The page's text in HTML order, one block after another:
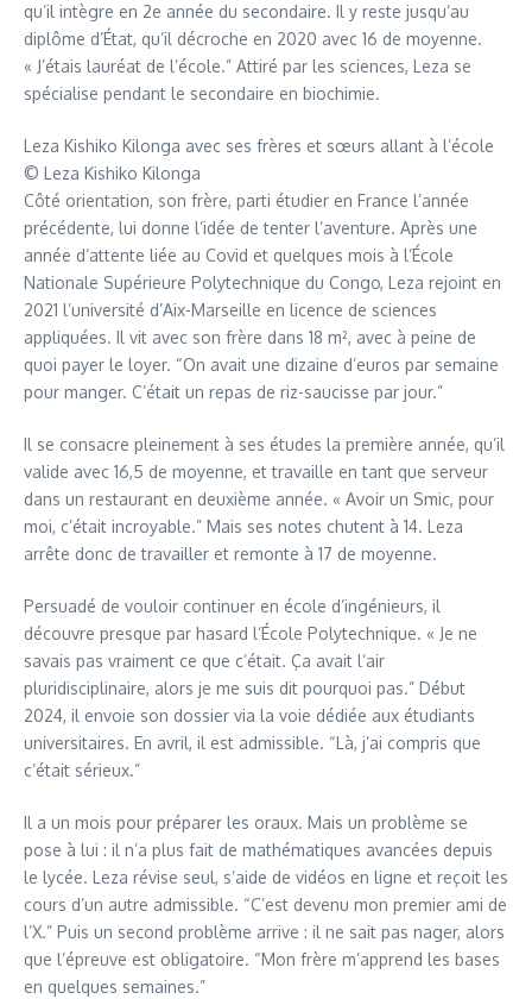
qu’il intègre en 2e année du secondaire. Il y reste jusqu’au
diplôme d’État, qu’il décroche en 2020 avec 16 de moyenne.
« J’étais lauréat de l’école.” Attiré par les sciences, Leza se
spécialise pendant le secondaire en biochimie.
Leza Kishiko Kilonga avec ses frères et sœurs allant à l’école
© Leza Kishiko Kilonga
Côté orientation, son frère, parti étudier en France l’année
précédente, lui donne l’idée de tenter l’aventure. Après une
année d’attente liée au Covid et quelques mois à l’École
Nationale Supérieure Polytechnique du Congo, Leza rejoint en
2021 l’université d’Aix-Marseille en licence de sciences
appliquées. Il vit avec son frère dans 18 m², avec à peine de
quoi payer le loyer. “On avait une dizaine d’euros par semaine
pour manger. C’était un repas de riz-saucisse par jour.”
Il se consacre pleinement à ses études la première année, qu’il
valide avec 16,5 de moyenne, et travaille en tant que serveur
dans un restaurant en deuxième année. « Avoir un Smic, pour
moi, c’était incroyable.” Mais ses notes chutent à 14. Leza
arrête donc de travailler et remonte à 17 de moyenne.
Persuadé de vouloir continuer en école d’ingénieurs, il
découvre presque par hasard l’École Polytechnique. « Je ne
savais pas vraiment ce que c’était. Ça avait l’air
pluridisciplinaire, alors je me suis dit pourquoi pas.” Début
2024, il envoie son dossier via la voie dédiée aux étudiants
universitaires. En avril, il est admissible. “Là, j’ai compris que
c’était sérieux.”
Il a un mois pour préparer les oraux. Mais un problème se
pose à lui : il n’a plus fait de mathématiques avancées depuis
le lycée. Leza révise seul, s’aide de vidéos en ligne et reçoit les
cours d’un autre admissible. “C’est devenu mon premier ami de
l’X.” Puis un second problème arrive : il ne sait pas nager, alors
que l’épreuve est obligatoire. “Mon frère m’apprend les bases
en quelques semaines.”